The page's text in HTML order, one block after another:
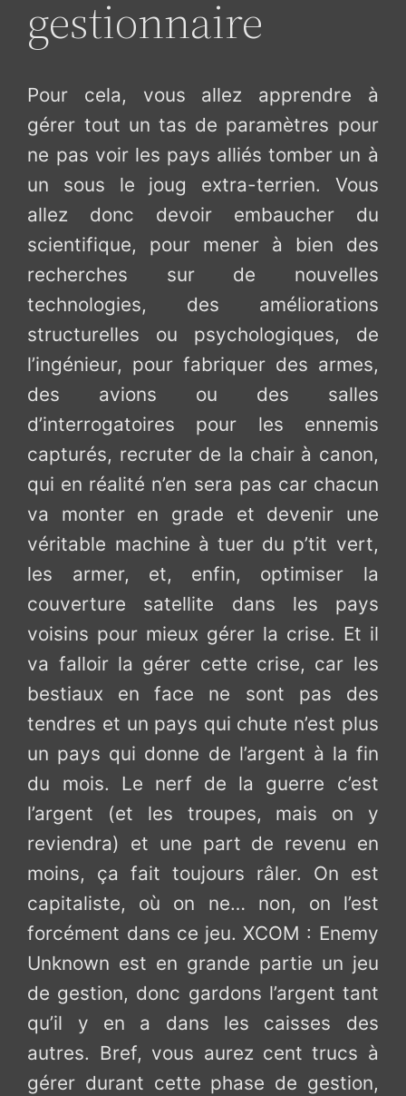
gestionnaire
Pour cela, vous allez apprendre à
gérer tout un tas de paramètres pour
ne pas voir les pays alliés tomber un à
un sous le joug extra-terrien. Vous
allez donc devoir embaucher du
scientifique, pour mener à bien des
recherches sur de nouvelles
technologies, des améliorations
structurelles ou psychologiques, de
l’ingénieur, pour fabriquer des armes,
des avions ou des salles
d’interrogatoires pour les ennemis
capturés, recruter de la chair à canon,
qui en réalité n’en sera pas car chacun
va monter en grade et devenir une
véritable machine à tuer du p’tit vert,
les armer, et, enfin, optimiser la
couverture satellite dans les pays
voisins pour mieux gérer la crise. Et il
va falloir la gérer cette crise, car les
bestiaux en face ne sont pas des
tendres et un pays qui chute n’est plus
un pays qui donne de l’argent à la fin
du mois. Le nerf de la guerre c’est
l’argent (et les troupes, mais on y
reviendra) et une part de revenu en
moins, ça fait toujours râler. On est
capitaliste, où on ne… non, on l’est
forcément dans ce jeu. XCOM : Enemy
Unknown est en grande partie un jeu
de gestion, donc gardons l’argent tant
qu’il y en a dans les caisses des
autres. Bref, vous aurez cent trucs à
gérer durant cette phase de gestion,